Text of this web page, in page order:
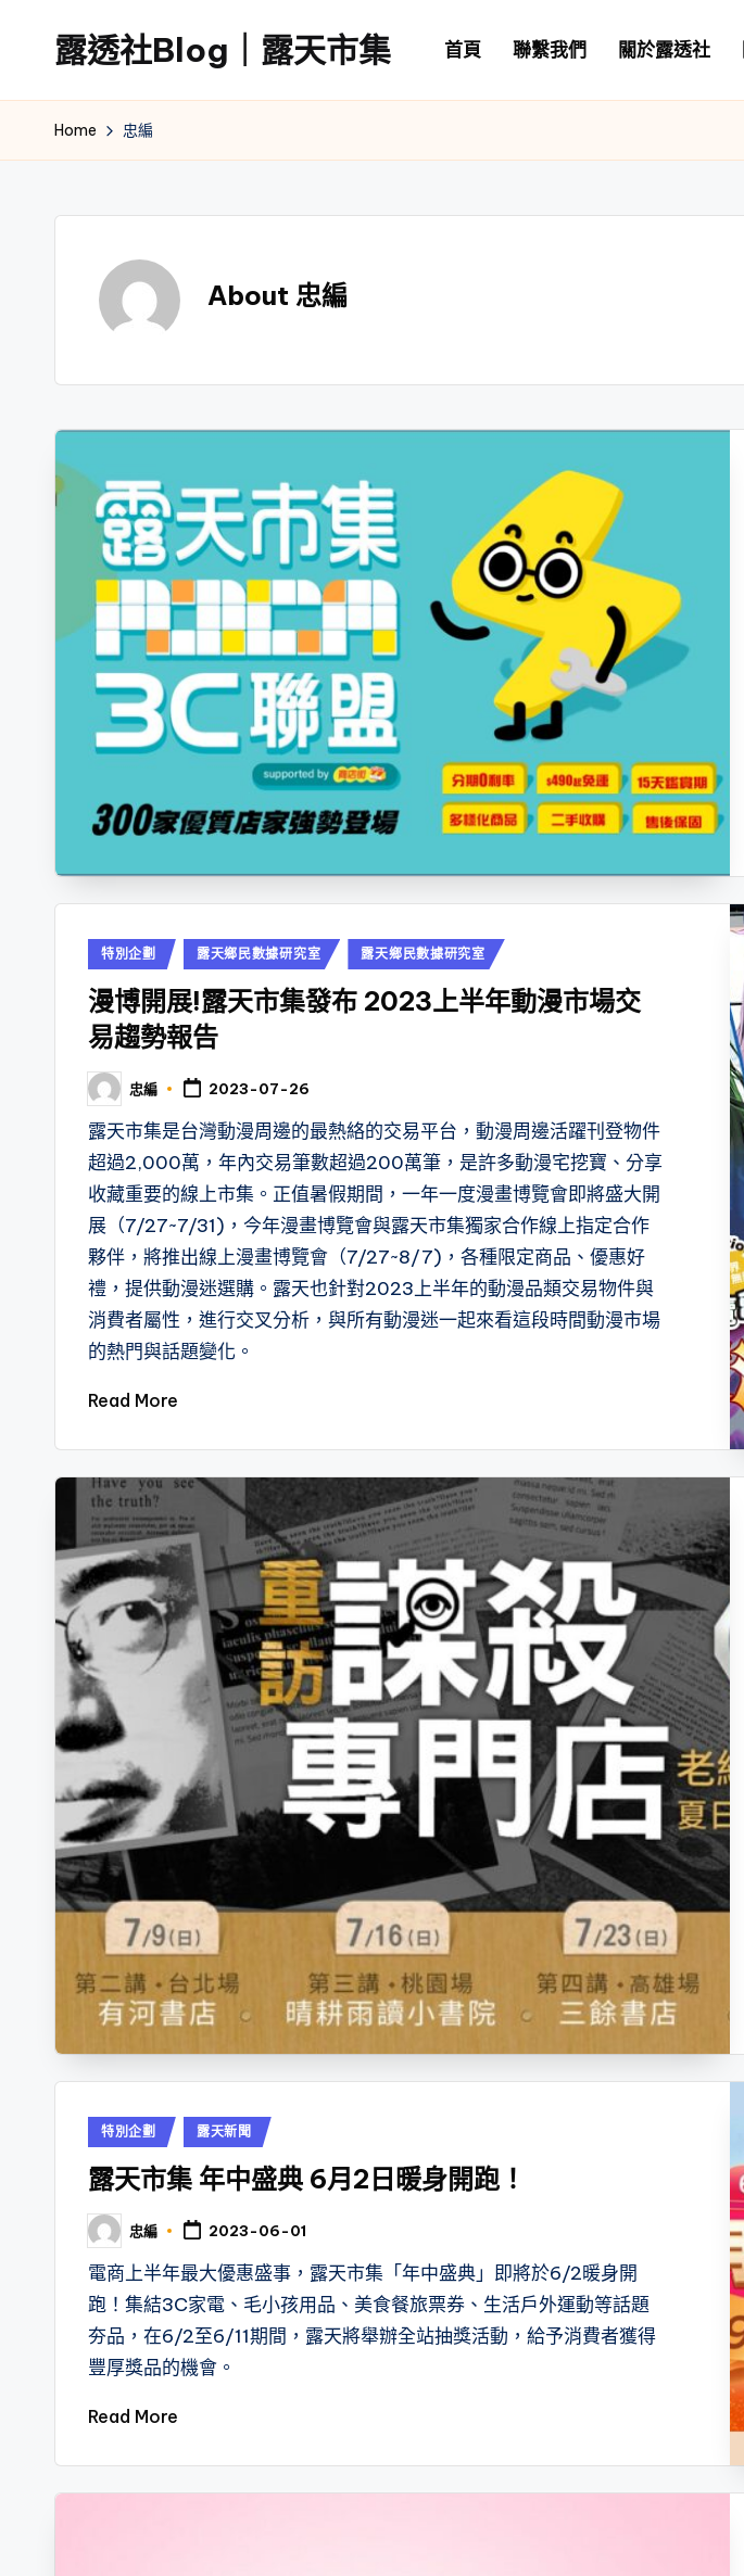
content
露透社Blog｜露天市集
透
社
｜
首頁 聯繫我們 關於露透社
Home 忠編
About 忠編
Posted
in
特別企劃 露天鄉民數據研究室 露天鄉民數據研究室
漫博開展!露天市集發布 2023上半年動漫市場交
易趨勢報告
Posted
by
忠編 2023-07-26
露天市集是台灣動漫周邊的最熱絡的交易平台，動漫周邊活躍刊登物件
超過2,000萬，年內交易筆數超過200萬筆，是許多動漫宅挖寶、分享
收藏重要的線上市集。正值暑假期間，一年一度漫畫博覽會即將盛大開
展（7/27~7/31)，今年漫畫博覽會與露天市集獨家合作線上指定合作
夥伴，將推出線上漫畫博覽會（7/27~8/7)，各種限定商品、優惠好
禮，提供動漫迷選購。露天也針對2023上半年的動漫品類交易物件與
消費者屬性，進行交叉分析，與所有動漫迷一起來看這段時間動漫市場
的熱門與話題變化。
Read More
Posted
特別企劃 露天新聞
露天市集 年中盛典 6月2日暖身開跑！
Posted
by
忠編 2023-06-01
電商上半年最大優惠盛事，露天市集「年中盛典」即將於6/2暖身開
跑！集結3C家電、毛小孩用品、美食餐旅票券、生活戶外運動等話題
夯品，在6/2至6/11期間，露天將舉辦全站抽獎活動，給予消費者獲得
豐厚獎品的機會。
Read More